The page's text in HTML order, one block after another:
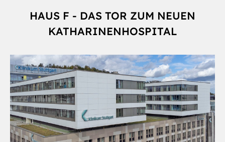
HAUS F - DAS TOR ZUM NEUEN
KATHARINENHOSPITAL